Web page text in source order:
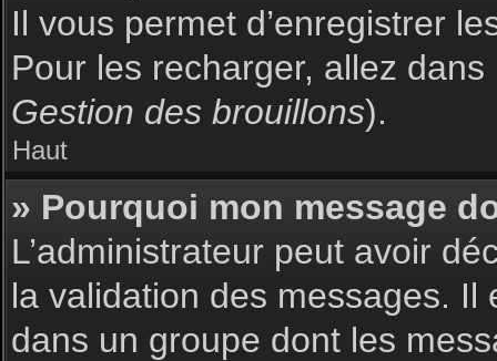
Il vous permet d’enregistrer
Pour les recharger, allez
Gestion des brouillons).
Haut
» Pourquoi mon message
L’administrateur peut avoir
la validation des messages. Il
dans un groupe dont les